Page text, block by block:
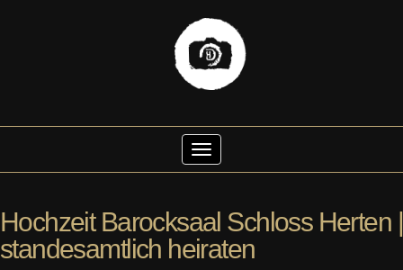
content
Toggle Navigation
Hochzeit Barocksaal Schloss Herten |
standesamtlich heiraten